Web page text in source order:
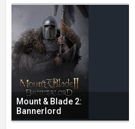
Mount & Blade 2:
Bannerlord